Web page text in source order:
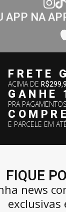
APP NA
FRETE
ACIMA DE
GANHE
PRA
E PARCELE EM
FIQUE
news
exclusivas